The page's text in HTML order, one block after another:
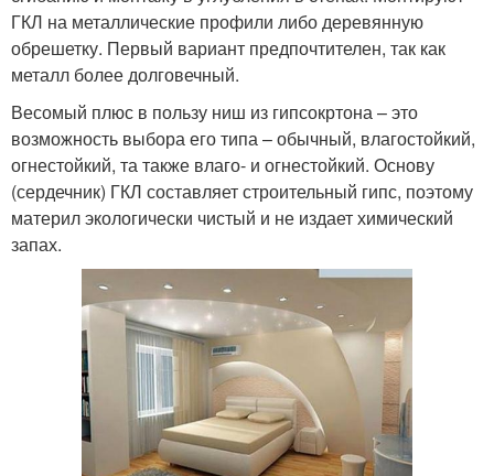
ГКЛ на металлические профили либо деревянную
обрешетку. Первый вариант предпочтителен, так как
металл более долговечный.
Весомый плюс в пользу ниш из гипсокртона – это
возможность выбора его типа – обычный, влагостойкий,
огнестойкий, та также влаго- и огнестойкий. Основу
(сердечник) ГКЛ составляет строительный гипс, поэтому
материл экологически чистый и не издает химический
запах.